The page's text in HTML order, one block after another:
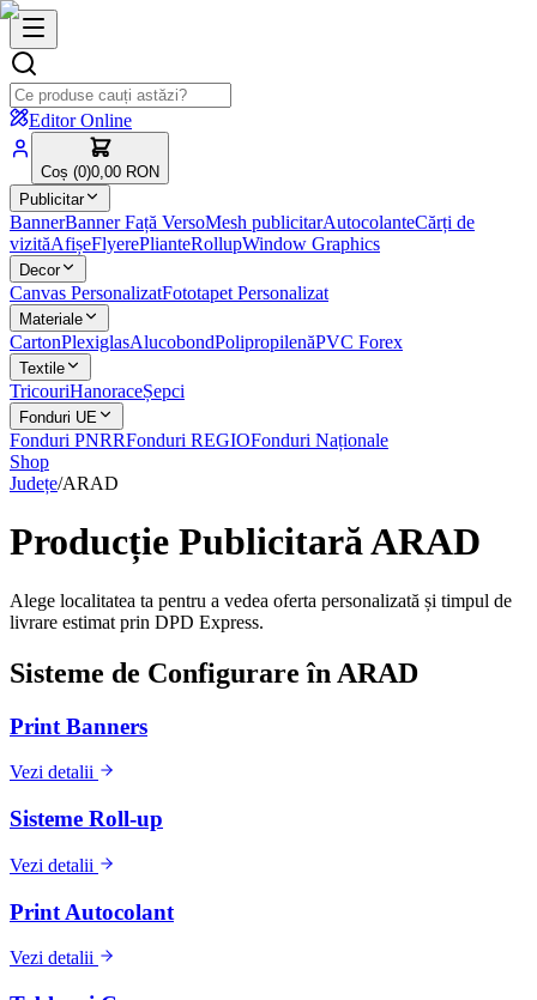
Editor Online
Coș (0)0,00 RON
Publicitar
BannerBanner Față VersoMesh publicitarAutocolanteCărți de
vizităAfișeFlyerePlianteRollupWindow Graphics
Decor
Canvas PersonalizatFototapet Personalizat
Materiale
CartonPlexiglasAlucobondPolipropilenăPVC Forex
Textile
TricouriHanoraceȘepci
Fonduri UE
Fonduri PNRRFonduri REGIOFonduri Naționale
Shop
Județe/ARAD
Producție PublicitarăARAD
Alege localitatea ta pentru a vedea oferta personalizată și timpul de
livrare estimat prin DPD Express.
Sisteme de Configurare în ARAD
Print Banners
Vezi detalii
Sisteme Roll-up
Vezi detalii
Print Autocolant
Vezi detalii